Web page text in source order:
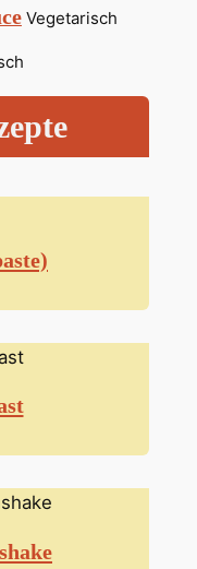
Vegetarisch